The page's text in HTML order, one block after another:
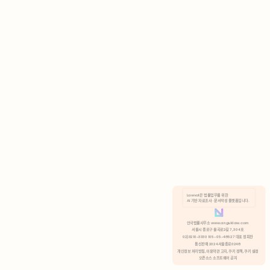
분석 쿠키 허용
Lawvot은 법률업무를 위한
AI 기반 자료조사 · 문서작성 플랫폼입니다.
안국법률사무소 www.anguklaw.com
서울시 종로구 율곡로2길 7, 304호
02)3210-3330 105-05-48527 대표 정희찬
통신판매 2024서울종로0248
개인정보 처리방침, 이용약관 고지, 쿠키 정책, 쿠키 설정
오픈소스 소프트웨어 공지